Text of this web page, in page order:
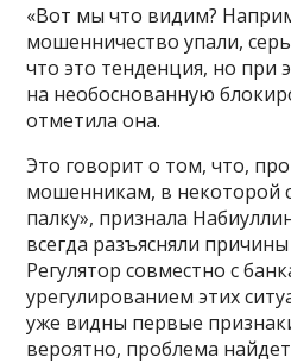
«Вот мы что видим?
мошенничество упали,
что это тенденция, но при
на необоснованную
отметила она.
Это говорит о том, что,
мошенникам, в некоторой
палку», признала
всегда разъясняли
Регулятор совместно с
урегулированием этих
уже видны первые
вероятно, проблема